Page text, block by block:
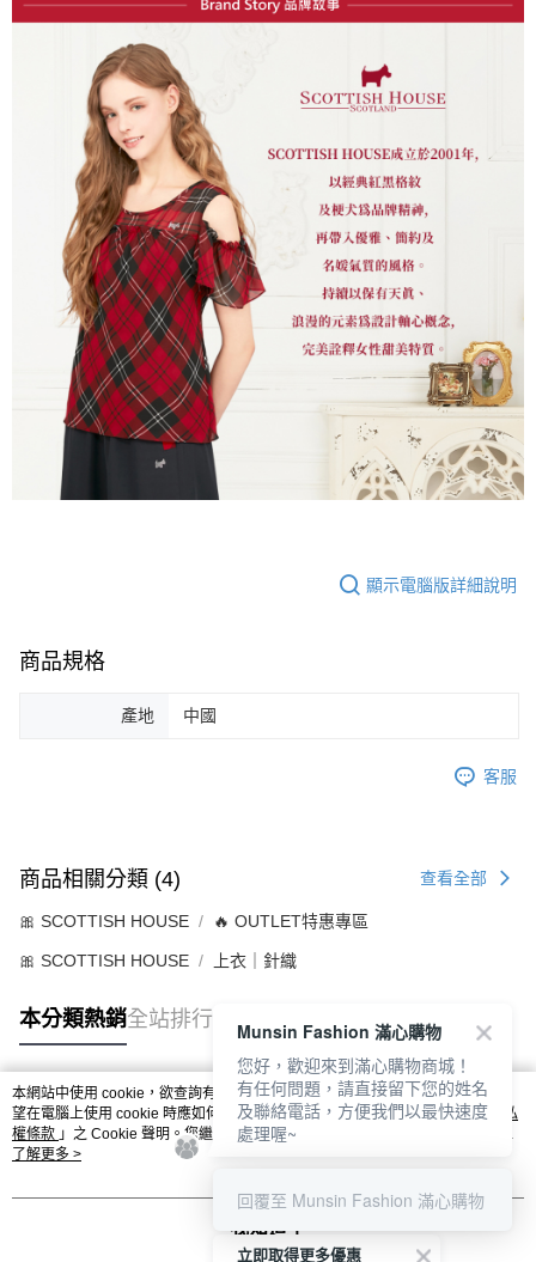
顯示電腦版詳細說明
商品規格
產地 中國
客服
商品相關分類 (4) 查看全部
🎀 SCOTTISH HOUSE 🔥 OUTLET特惠專區
🎀 SCOTTISH HOUSE 上衣｜針織
本分類熱銷全站排行
熱門標籤
本網站中使用 cookie，欲查詢有關本網站使用 cookie 方式之詳情，及若您不希
望在電腦上使用 cookie 時應如何變更電腦的 cookie 設定，請參閱本網站「
隱私
權條款 」之 Cookie 聲明。您繼續使用本網站即表示您同意本公司得按本網站使
用條款之 Cookie 聲明使用 cookie。
了解更多 >
我知道了
立即取得更多優惠
Munsin Fashion 滿心購物
您好，歡迎來到滿心購物商城！
有任何問題，請直接留下您的姓名
及聯絡電話，方便我們以最快速度
處理喔~
回覆至 Munsin Fashion 滿心購物